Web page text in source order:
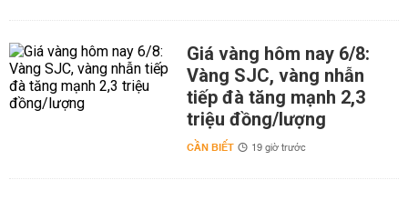
Giá vàng hôm nay 6/8:
Vàng SJC, vàng nhẫn
tiếp đà tăng mạnh 2,3
triệu đồng/lượng
CẦN BIẾT 19 giờ trước